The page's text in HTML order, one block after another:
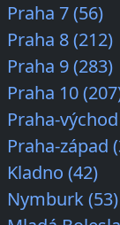
Praha 7 (56)
Praha 8 (212)
Praha 9 (283)
Praha 10
Praha-
Praha-západ
Kladno (42)
Nymburk (53)